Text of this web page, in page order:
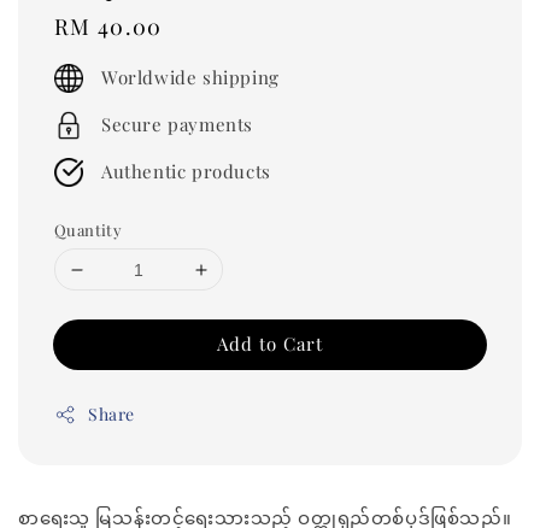
Regular
price
RM 40.00
Worldwide shipping
Secure payments
Authentic products
Quantity
Add to Cart
Share
စာရေးသူ မြသန်းတင့်ရေးသားသည့် ဝတ္ထုရှည်တစ်ပုဒ်ဖြစ်သည်။